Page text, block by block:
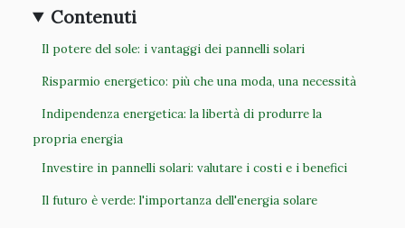
Contenuti
Il potere del sole: i vantaggi dei pannelli solari
Risparmio energetico: più che una moda, una necessità
Indipendenza energetica: la libertà di produrre la
propria energia
Investire in pannelli solari: valutare i costi e i benefici
Il futuro è verde: l'importanza dell'energia solare